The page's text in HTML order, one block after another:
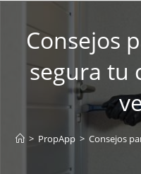
Consejos
segura tu
> PropApp > Consejos